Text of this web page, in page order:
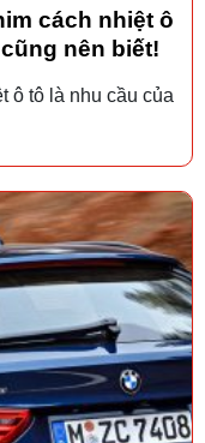
cách nhiệt ô
nên biết!
ô tô là nhu cầu của